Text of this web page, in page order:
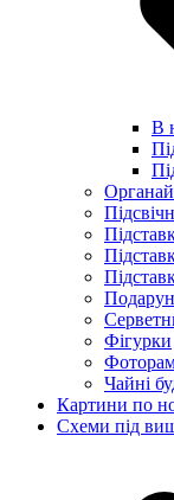
В
Фігурки
Чайні
Картини по
Схеми під